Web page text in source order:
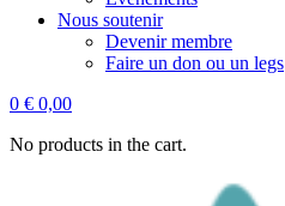
Nous soutenir
Devenir membre
Faire un don ou un legs
0 € 0,00
No products in the cart.